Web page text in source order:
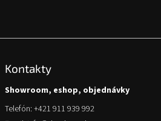
Kontakty
Showroom, eshop, objednávky
Telefón: +421 911 939 992